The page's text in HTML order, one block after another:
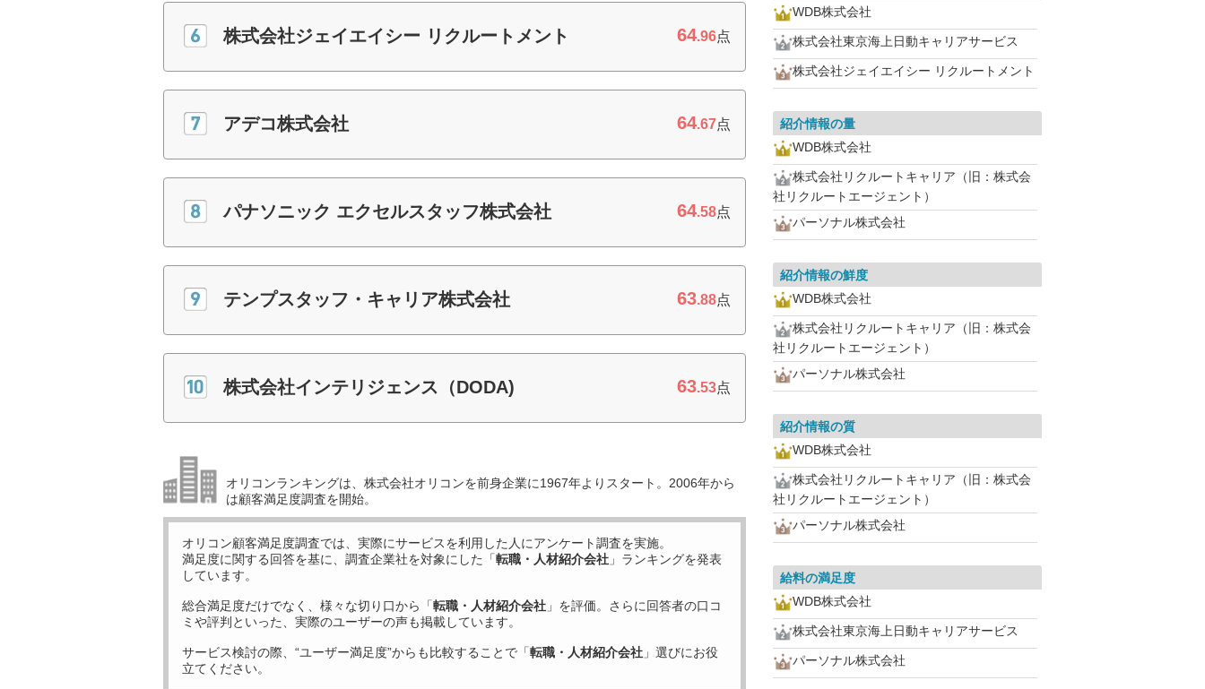
株式会社ジェイエイシー リクルートメント 64.96点
アデコ株式会社 64.67点
パナソニック エクセルスタッフ株式会社 64.58点
テンプスタッフ・キャリア株式会社 63.88点
株式会社インテリジェンス（DODA) 63.53点
オリコンランキングは、株式会社オリコンを前身企業に1967年よりスタート。2006年から
は顧客満足度調査を開始。
オリコン顧客満足度調査では、実際にサービスを利用した 人にアンケート調査を実施。
満足度に関する回答を基に、調査企業社を対象にした「転職・人材紹介会社 」ランキングを発表
しています。
総合満足度だけでなく、様々な切り口から「転職・人材紹介会社 」を評価。さらに回答者の口コ
ミや評判といった、実際のユーザーの声も掲載しています。
サービス検討の際、“ユーザー満足度”からも比較することで「転職・人材紹介会社 」選びにお役
立てください。
WDB株式会社
株式会社東京海上日動キャリアサービス
株式会社ジェイエイシー リクルートメント
紹介情報の量
WDB株式会社
株式会社リクルートキャリア（旧：株式会
社リクルートエージェント）
パーソナル株式会社
紹介情報の鮮度
WDB株式会社
株式会社リクルートキャリア（旧：株式会
社リクルートエージェント）
パーソナル株式会社
紹介情報の質
WDB株式会社
株式会社リクルートキャリア（旧：株式会
社リクルートエージェント）
パーソナル株式会社
給料の満足度
WDB株式会社
株式会社東京海上日動キャリアサービス
パーソナル株式会社